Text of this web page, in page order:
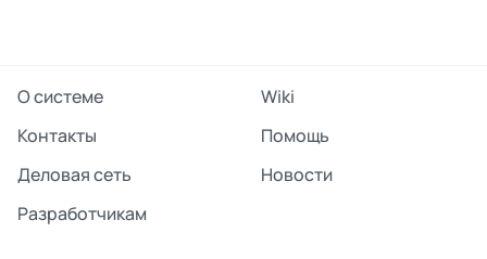
О системе
Wiki
Контакты
Помощь
Деловая сеть
Новости
Разработчикам